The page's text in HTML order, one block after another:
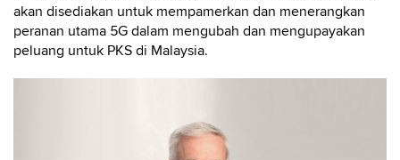
akan disediakan untuk mempamerkan dan menerangkan
peranan utama 5G dalam mengubah dan mengupayakan
peluang untuk PKS di Malaysia.